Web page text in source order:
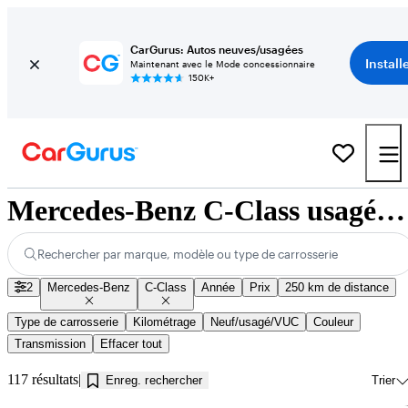
CarGurus: Autos neuves/usagées
Maintenant avec le Mode concessionnaire
150K+
Mercedes-Benz C-Class usagés à vendre près de Jonquière, QC
Rechercher par marque, modèle ou type de carrosserie
2 Mercedes-Benz C-Class Année Prix 250 km de distance
Type de carrosserie Kilométrage Neuf/usagé/VUC
Couleur
Transmission
Effacer tout
117 résultats Enreg. rechercher Trier